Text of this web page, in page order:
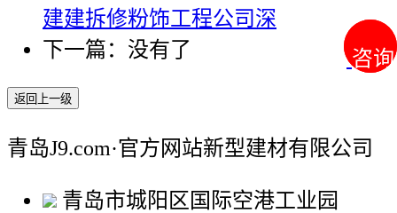
咨询
咨询
建建拆修粉饰工程公司深
下一篇：没有了
返回上一级
青岛J9.com·官方网站新型建材有限公司
青岛市城阳区国际空港工业园